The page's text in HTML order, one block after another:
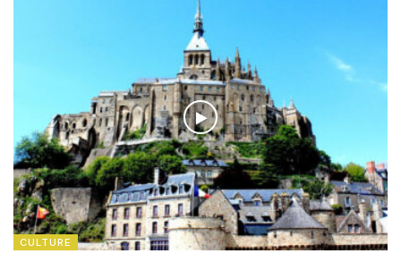
CULTURE